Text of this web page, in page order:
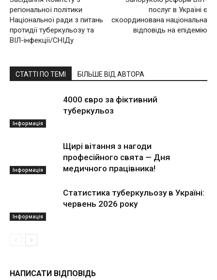
регіональної політики
Національної ради з питань
протидії туберкульозу та
ВІЛ-інфекції/СНІДу
послуг в Україні є
скоординована національна
відповідь на епідемію
СТАТТІ ПО ТЕМІ БІЛЬШЕ ВІД АВТОРА
Інформація
4000 євро за фіктивний
туберкульоз
Інформація
Щирі вітання з нагоди
професійного свята — Дня
медичного працівника!
Інформація
Статистика туберкульозу в Україні:
червень 2026 року
НАПИСАТИ ВІДПОВІДЬ